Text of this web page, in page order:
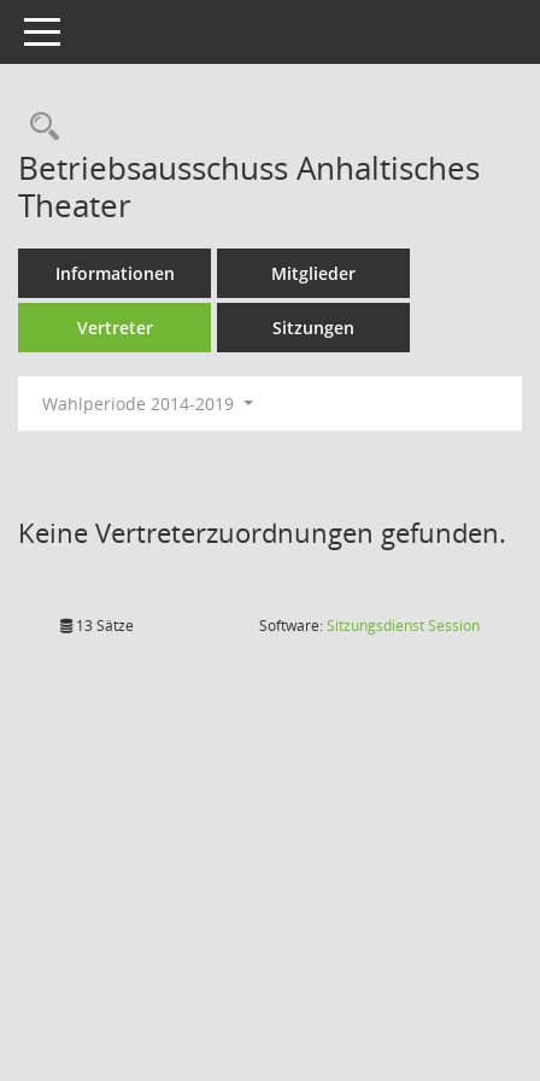
Toggle navigation
Rechercheauswahl
Betriebsausschuss Anhaltisches
Theater
Informationen Mitglieder
Vertreter Sitzungen
Wahlperiode 2014-2019
Keine Vertreterzuordnungen gefunden.
13 Sätze Software:SitzungsdienstSession(Wird in